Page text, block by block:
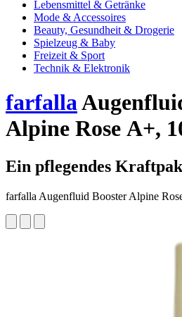
Lebensmittel & Getränke
Mode & Accessoires
Beauty, Gesundheit & Drogerie
Spielzeug & Baby
Freizeit & Sport
Technik & Elektronik
farfalla
Alpine Rose A+,
Ein pflegendes
farfalla Augenfluid Booster Alpine